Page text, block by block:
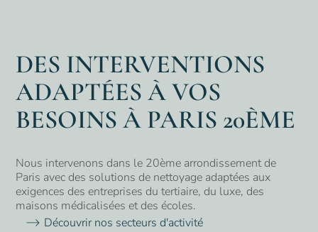
DES INTERVENTIONS
ADAPTÉES À VOS
BESOINS À PARIS 20ÈME
Nous intervenons dans le 20ème arrondissement de
Paris avec des solutions de nettoyage adaptées aux
exigences des entreprises du tertiaire, du luxe, des
maisons médicalisées et des écoles.
Découvrir nos secteurs d'activité